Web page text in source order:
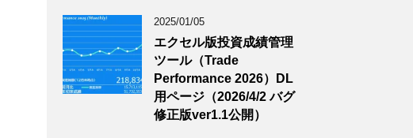
2025/01/05
エクセル版投資成績管理
ツール（Trade
Performance 2026）DL
用ページ（2026/4/2 バグ
修正版ver1.1公開）